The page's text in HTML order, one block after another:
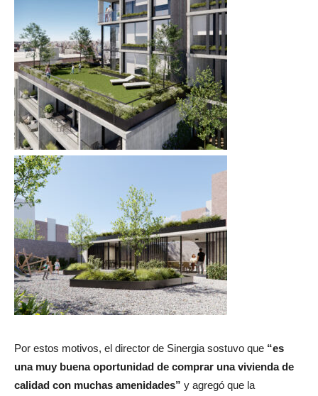
Por estos motivos, el director de Sinergia sostuvo que “es
una muy buena oportunidad de comprar una vivienda de
calidad con muchas amenidades” y agregó que la